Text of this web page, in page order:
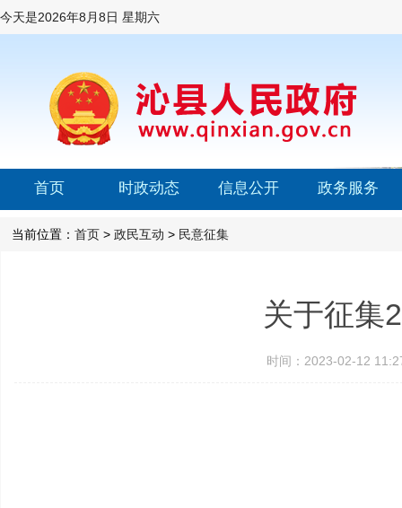
今天是2026年8月8日 星期六
首页 时政动态 信息公开 政务服务
当前位置： 首页 > 政民互动 > 民意征集
关于征集
时间：2023-02-12